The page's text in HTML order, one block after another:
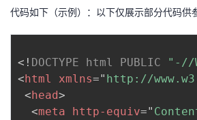
代码如下（示例）：以下仅展示部分代码供
<! DOCTYPE html PUBLIC
"-//
<html xmlns=" http://
<head>
<meta http-equiv="